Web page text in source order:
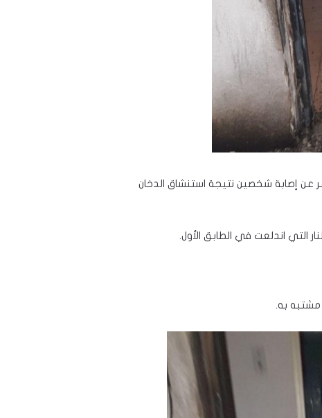
عن إصابة شخصين نتيجة استنشاق الدخان
التي اندلعت في الطابق الأول.
مشتبه به.